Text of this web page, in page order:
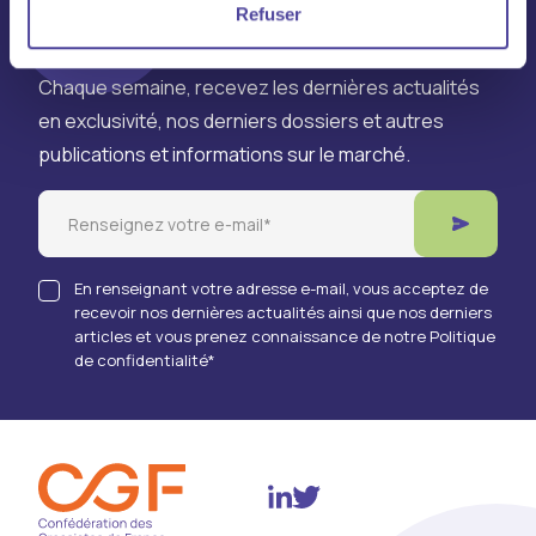
Refuser
à la newsletter
Chaque semaine, recevez les dernières actualités
en exclusivité, nos derniers dossiers et autres
publications et informations sur le marché.
Email
En renseignant votre adresse e-mail, vous acceptez de
recevoir nos dernières actualités ainsi que nos derniers
articles et vous prenez connaissance de notre Politique
de confidentialité*